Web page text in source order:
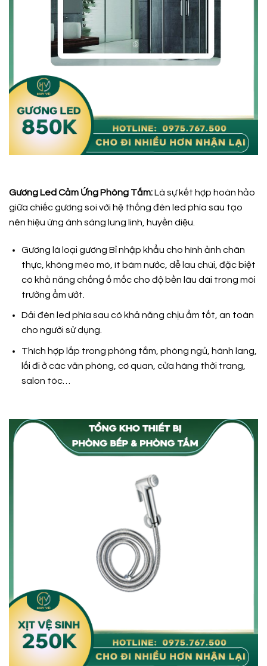
Gương Led Cảm Ứng Phòng Tắm:Là sự kết hợp hoàn hảo
giữa chiếc gương soi với hệ thống đèn led phía sau tạo
nên hiệu ứng ánh sáng lung linh, huyền diệu.
Gương là loại gương Bỉ nhập khẩu cho hình ảnh chân
thực, không méo mó, ít bám nước, dễ lau chùi, đặc biệt
có khả năng chống ố mốc cho độ bền lâu dài trong môi
trường ẩm ướt.
Dải đèn led phía sau có khả năng chịu ẩm tốt, an toàn
cho người sử dụng.
Thích hợp lắp trong phòng tắm, phòng ngủ, hành lang,
lối đi ở các văn phòng, cơ quan, cửa hàng thời trang,
salon tóc…